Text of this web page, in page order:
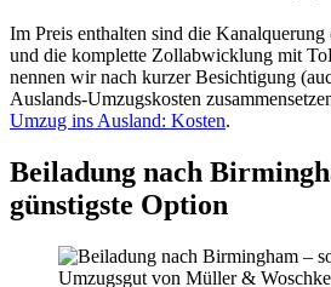
Im Preis enthalten sind die
und die komplette Zollabwicklung mit
nennen wir nach kurzer Besichtigung
Auslands-Umzugskosten
Umzug ins Ausland: Kosten.
Beiladung nach
günstigste Option